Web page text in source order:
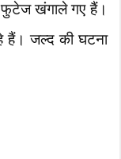
फुटेज खंगाले गए हैं।
हैं। जल्द की घटना